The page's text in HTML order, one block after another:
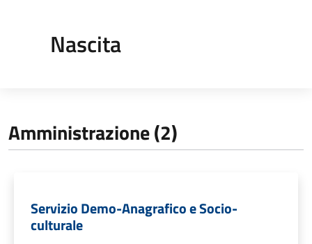
Nascita
Amministrazione (2)
Servizio Demo-Anagrafico e Socio-
culturale